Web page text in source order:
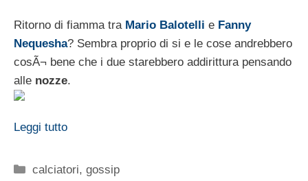
Ritorno di fiamma tra Mario Balotelli e Fanny
Nequesha? Sembra proprio di si e le cose andrebbero
cosÃ¬ bene che i due starebbero addirittura pensando
alle nozze.
Leggi tutto
Categorie
calciatori,gossip